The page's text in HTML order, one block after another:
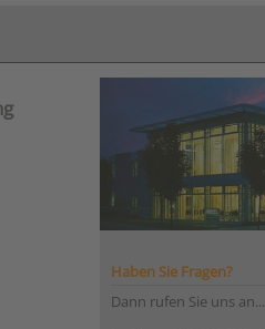
Haben Sie Fragen?
Dann rufen Sie uns an...